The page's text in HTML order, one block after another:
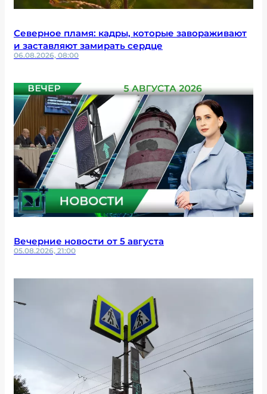
Северное пламя: кадры, которые завораживают
и заставляют замирать сердце
06.08.2026, 08:00
Вечерние новости от 5 августа
05.08.2026, 21:00